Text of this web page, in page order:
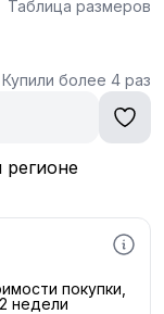
Таблица размеров
Купили более 4 раз
покупки,
недели